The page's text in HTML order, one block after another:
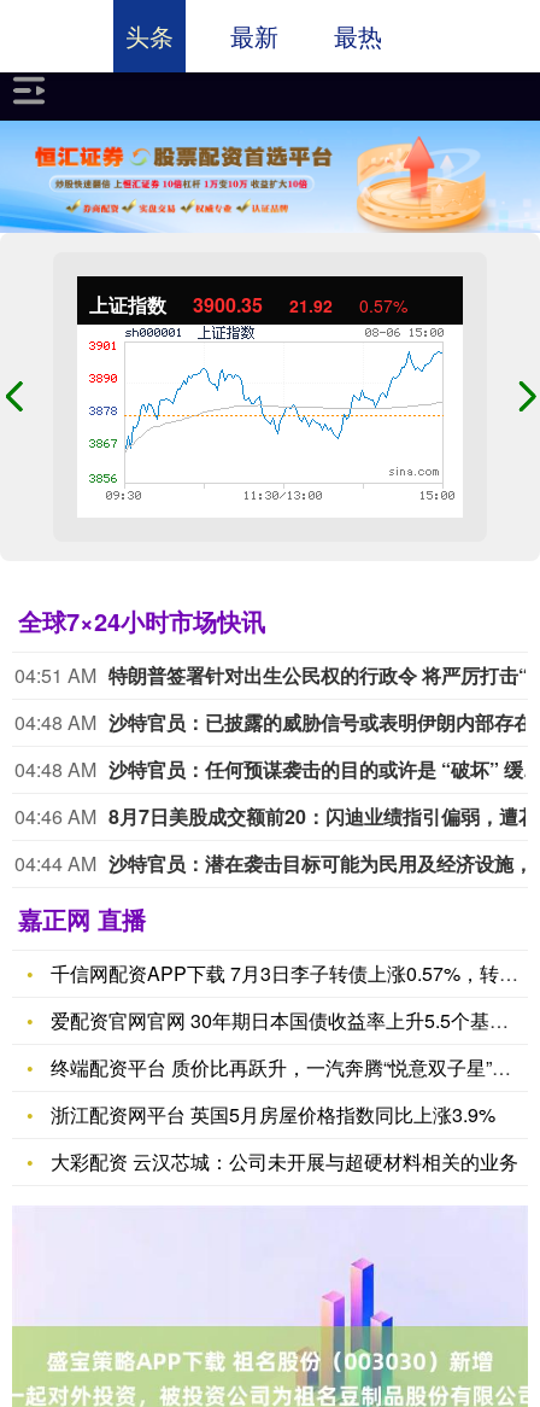
上证指数 3900.35 21.92 0.57%
全球7×24小时市场快讯
04:51 AM
04:48 AM
04:48 AM
沙特官员：任何预谋袭击的目的或许是 “破
04:46 AM
04:44 AM
嘉正网 直播
千信网配资APP下载 7月3日李子转债上涨0.57%，转股溢
爱配资官网官网 30年期日本国债收益率上升5.5个基点至3.
终端配资平台 质价比再跃升，一汽奔腾“悦意双子星”新版型上市
浙江配资网平台 英国5月房屋价格指数同比上涨3.9%
大彩配资 云汉芯城：公司未开展与超硬材料相关的业务
头条 最新 最热